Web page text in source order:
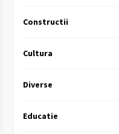
Constructii
Cultura
Diverse
Educatie